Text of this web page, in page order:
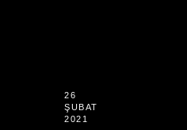
26
ŞUBAT
2021